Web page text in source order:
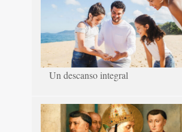
Un descanso integral